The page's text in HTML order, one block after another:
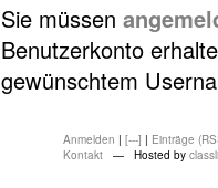
Sie müssen
Benutzerkonto
gewünschtem
Anmelden | [---] | Einträge
Kontakt — Hosted by